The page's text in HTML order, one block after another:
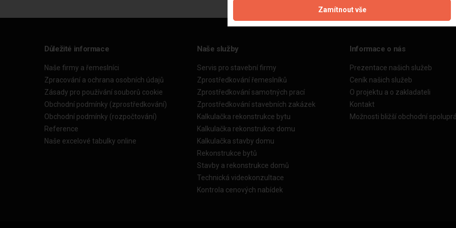
Důležité informace
Naše firmy a řemeslníci
Zpracování a ochrana osobních údajů
Zásady pro používání souborů cookie
Obchodní podmínky (zprostředkování)
Obchodní podmínky (rozpočtování)
Reference
Naše excelové tabulky online
Naše služby
Servis pro stavební firmy
Zprostředkování řemeslníků
Zprostředkování samotných prací
Zprostředkování stavebních zakázek
Kalkulačka rekonstrukce bytu
Kalkulačka rekonstrukce domu
Kalkulačka stavby domu
Rekonstrukce bytů
Stavby a rekonstrukce domů
Technická videokonzultace
Kontrola cenových nabídek
Informace o nás
Prezentace našich služeb
Ceník našich služeb
O projektu a o zakladateli
Kontakt
Možnosti bližší obchodní
Zamítnout vše